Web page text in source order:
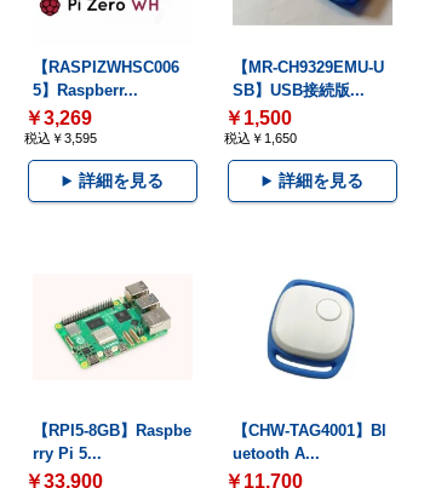
【RASPIZWHSC006
5】Raspberr...
￥3,269
税込￥3,595
詳細を見る
【MR-CH9329EMU-U
SB】USB接続版...
￥1,500
税込￥1,650
詳細を見る
【RPI5-8GB】Raspbe
rry Pi 5...
￥33,900
【CHW-TAG4001】Bl
uetooth A...
￥11,700